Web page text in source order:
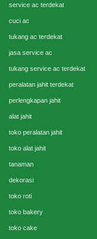
service ac terdekat
cuci ac
tukang ac terdekat
jasa service ac
tukang service ac terdekat
peralatan jahit terdekat
perlengkapan jahit
alat jahit
toko peralatan jahit
toko alat jahit
tanaman
dekorasi
toko roti
toko bakery
toko cake